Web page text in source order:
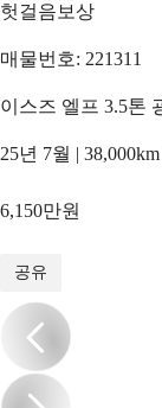
헛걸음보상
매물번호: 221311
이스즈 엘프 3.5톤
25년 7월 |
6,150만원
공유
/10